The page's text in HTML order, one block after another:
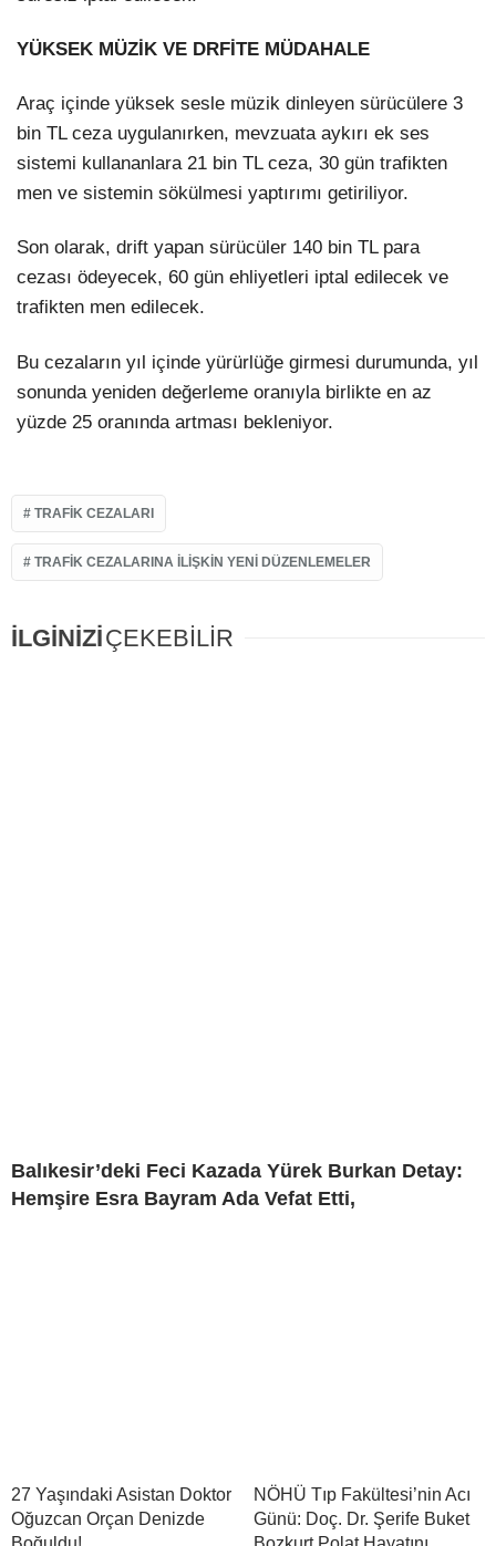
YÜKSEK MÜZİK VE DRFİTE MÜDAHALE
Araç içinde yüksek sesle müzik dinleyen sürücülere 3
bin TL ceza uygulanırken, mevzuata aykırı ek ses
sistemi kullananlara 21 bin TL ceza, 30 gün trafikten
men ve sistemin sökülmesi yaptırımı getiriliyor.
Son olarak, drift yapan sürücüler 140 bin TL para
cezası ödeyecek, 60 gün ehliyetleri iptal edilecek ve
trafikten men edilecek.
Bu cezaların yıl içinde yürürlüğe girmesi durumunda, yıl
sonunda yeniden değerleme oranıyla birlikte en az
yüzde 25 oranında artması bekleniyor.
TRAFIK CEZALARI
TRAFIK CEZALARINA İLIŞKIN YENI DÜZENLEMELER
İLGİNİZİÇEKEBİLİR
Balıkesir’deki Feci Kazada Yürek Burkan Detay:
Hemşire Esra Bayram Ada Vefat Etti,
27 Yaşındaki Asistan Doktor
Oğuzcan Orçan Denizde
NÖHÜ Tıp Fakültesi’nin Acı
Günü: Doç. Dr. Şerife Buket